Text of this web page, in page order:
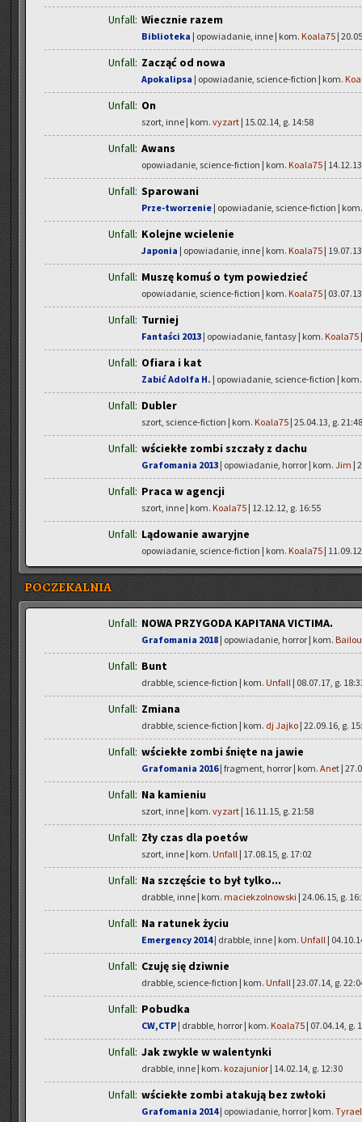
Unfall: Wiecznie razem
Biblioteka | opowiadanie, inne | kom. Koala75 |
Unfall: Zacząć od nowa
Apokalipsa | opowiadanie, science-fiction | kom.
Unfall: On
szort, inne | kom. vyzart | 15.02.14, g. 14:58
Unfall: Awans
opowiadanie, science-fiction | kom. Koala75 |
Unfall: Sparowani
Prze-tworzenie | opowiadanie, science-fiction |
Unfall: Kolejne wcielenie
Japonia | opowiadanie, inne | kom. Koala75 |
Unfall: Muszę komuś o tym powiedzieć
opowiadanie, science-fiction | kom. Koala75 |
Unfall: Turniej
Fantaści 2013 | opowiadanie, fantasy | kom. Koala75
Unfall: Ofiara i kat
Zabić Adolfa H. | opowiadanie, science-fiction |
Unfall: Dubler
szort, science-fiction | kom. Koala75 | 25.04.13, g. 21:48
Unfall: wściekłe zombi szczały z dachu
Grafomania 2013 | opowiadanie, horror | kom. Jim |
Unfall: Praca w agencji
szort, inne | kom. Koala75 | 12.12.12, g. 16:55
Unfall: Lądowanie awaryjne
opowiadanie, science-fiction | kom. Koala75 |
POCZEKALNIA
Unfall: NOWA PRZYGODA KAPITANA VICTIMA.
Grafomania 2018 | opowiadanie, horror | kom.
Unfall: Bunt
drabble, science-fiction | kom. Unfall | 08.07.17, g.
Unfall: Zmiana
drabble, science-fiction | kom. dj Jajko | 22.09.16, g.
Unfall: wściekłe zombi śnięte na jawie
Grafomania 2016| fragment, horror | kom. Anet |
Unfall: Na kamieniu
szort, inne | kom. vyzart | 16.11.15, g. 21:58
Unfall: Zły czas dla poetów
szort, inne | kom. Unfall | 17.08.15, g. 17:02
Unfall: Na szczęście to był tylko...
drabble, inne | kom. maciekzolnowski | 24.06.15, g.
Unfall: Na ratunek życiu
Emergency 2014| drabble, inne | kom. Unfall |
Unfall: Czuję się dziwnie
drabble, science-fiction | kom. Unfall | 23.07.14, g.
Unfall: Pobudka
CW,CTP | drabble, horror | kom. Koala75 | 07.04.14, g.
Unfall: Jak zwykle w walentynki
drabble, inne | kom. kozajunior | 14.02.14, g. 12:30
Unfall: wściekłe zombi atakują bez zwłoki
Grafomania 2014| opowiadanie, horror | kom.